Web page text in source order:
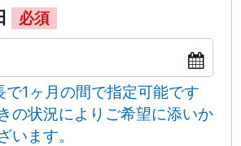
必須
で1ヶ月の間で指定可能です
の状況によりご希望に添いか
います。